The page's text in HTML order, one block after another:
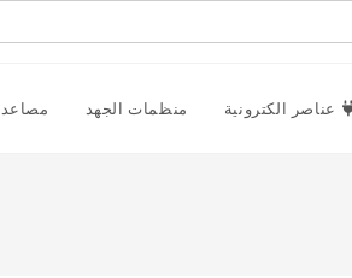
عناصر الكترونية منظمات الجهد مصاعد